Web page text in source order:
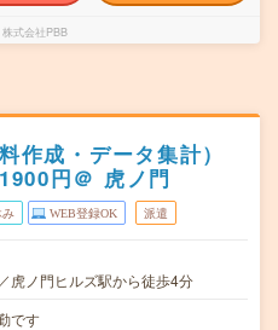
株式会社PBB
作成・データ集計）
円＠ 虎ノ門
み WEB登録OK 派遣
虎ノ門ヒルズ駅から徒歩4分
です